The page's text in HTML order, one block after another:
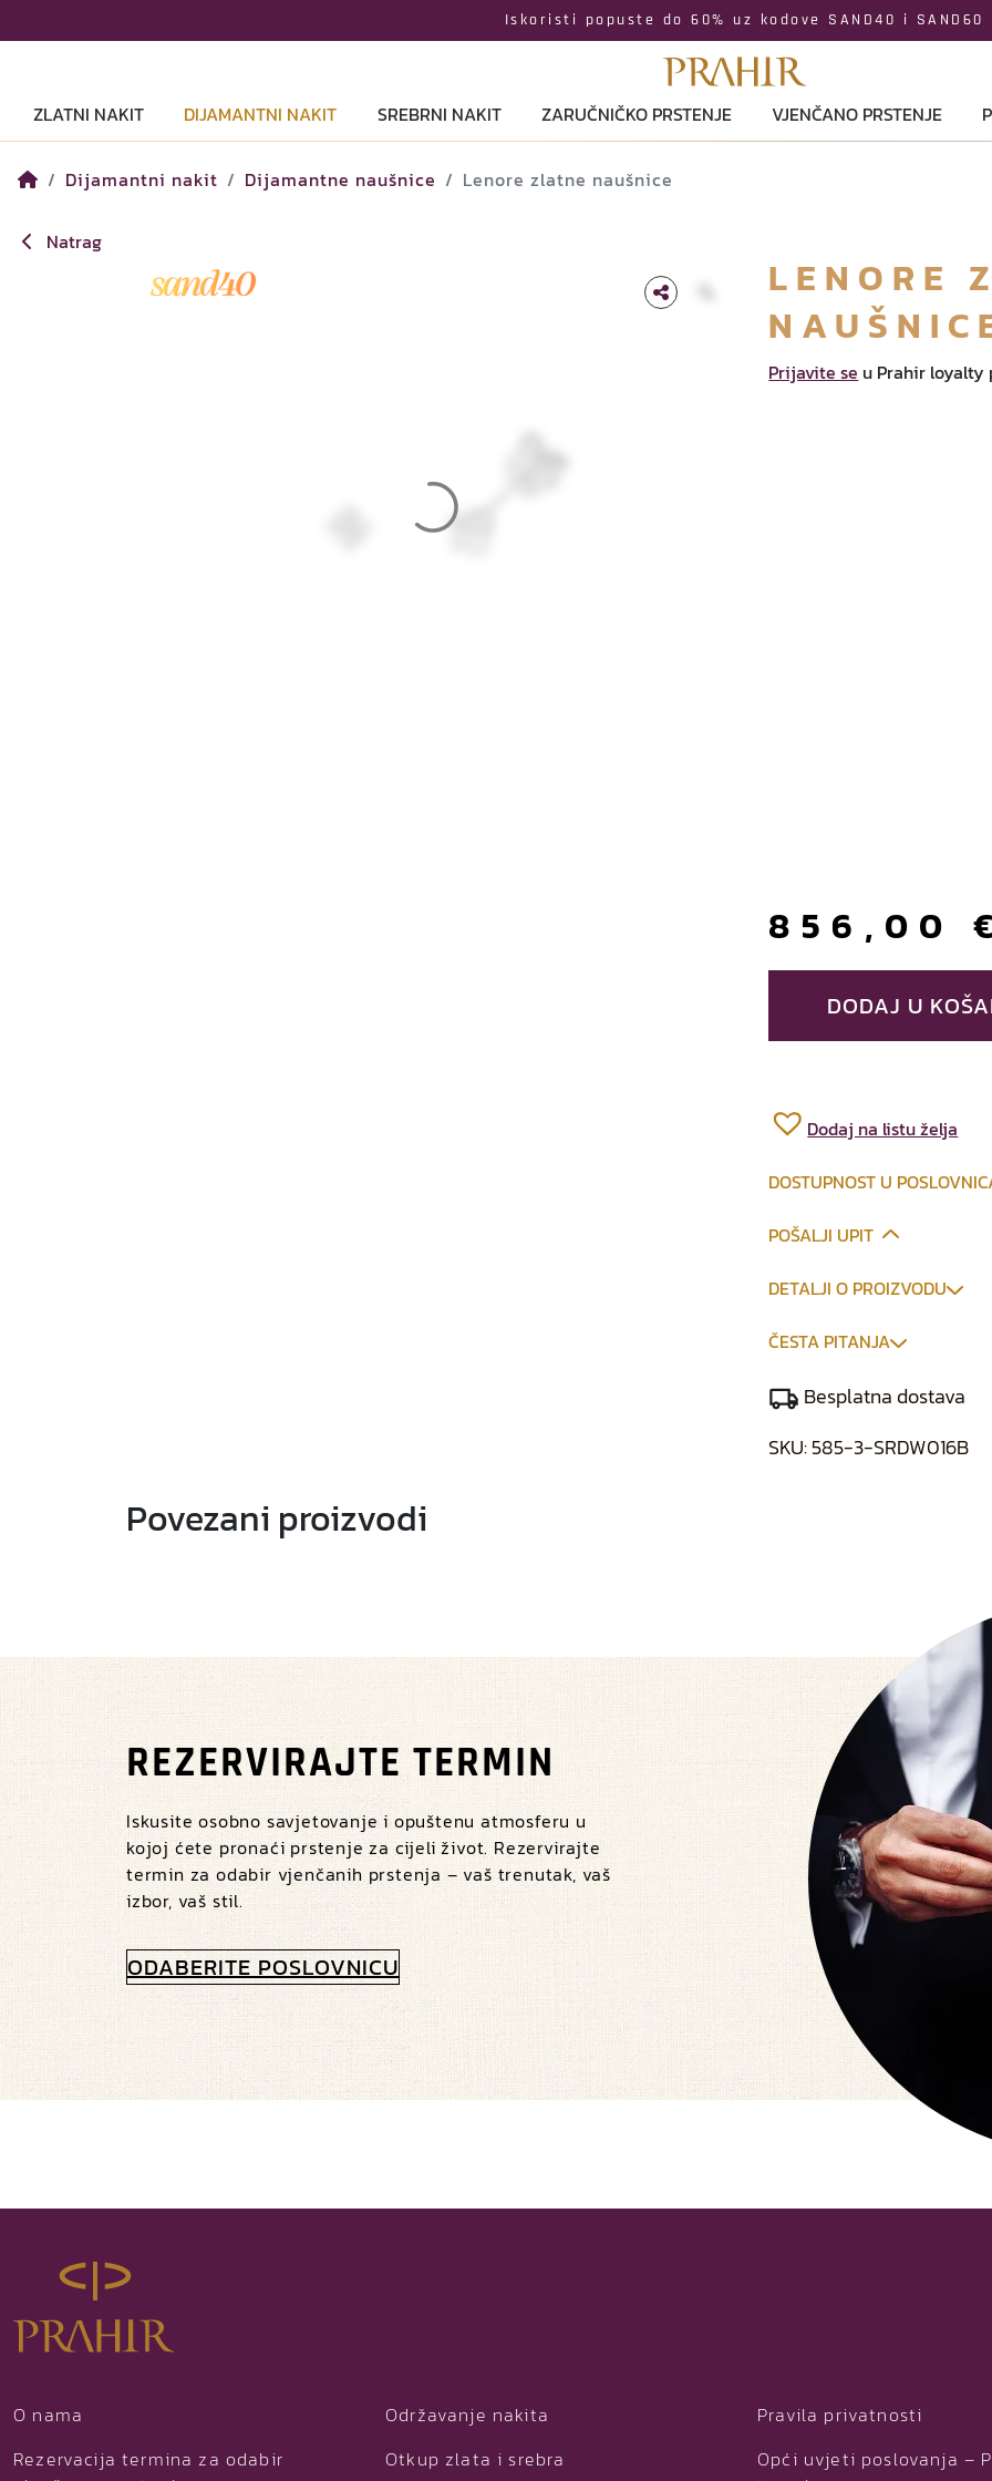
Iskoristi popuste do 60% uz kodove SAND40 i SAND60
ZLATNI NAKIT DIJAMANTNI NAKIT SREBRNI NAKIT ZARUČNIČKO PRSTENJE VJENČANO PRSTENJE
Dijamantni nakit Dijamantne naušnice Lenore zlatne naušnice
Natrag
LENORE
Prijavite se u Prahir
856,00€
DODAJ U
Dodaj na listu želja
DOSTUPNOST U
POŠALJI UPIT
DETALJI O PROIZVODU
ČESTA PITANJA
Besplatna dostava
SKU:585-3-SRDW016B
Povezani proizvodi
REZERVIRAJTE TERMIN
Iskusite osobno savjetovanje i opuštenu atmosferu u
kojoj ćete pronaći prstenje za cijeli život. Rezervirajte
termin za odabir vjenčanih prstenja – vaš trenutak, vaš
izbor, vaš stil.
ODABERITE POSLOVNICU
O nama
Rezervacija termina za odabir
Održavanje nakita
Otkup zlata i srebra
Pravila privatnosti
Opći uvjeti poslovanja –